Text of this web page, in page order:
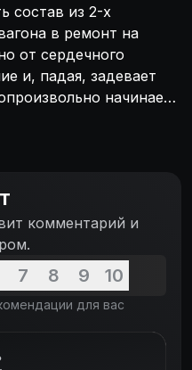
состав из 2-х
в ремонт на
от сердечного
и, падая, задевает
начинает
и становится
пустил машинист, а
Ребята
когда поезд со
им Беляевки. Из
тепловоз объят
крыше добраться до
комментарий и
7 8 9 10
для вас